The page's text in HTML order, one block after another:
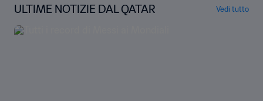
ULTIME NOTIZIE DAL QATAR Vedi tutto